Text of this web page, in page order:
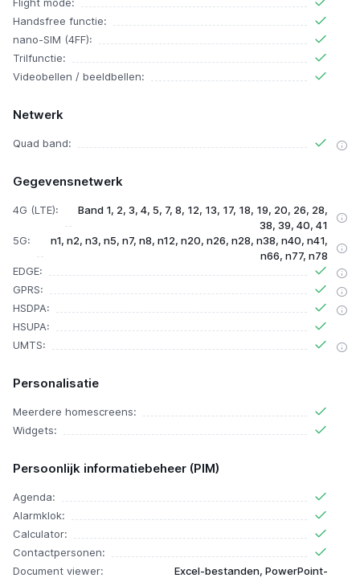
Handsfree functie:
nano-SIM (4FF):
Trilfunctie:
Videobellen / beeldbellen:
Netwerk
Quad band:
Gegevensnetwerk
4G (LTE):
Band 1, 2, 3, 4, 5, 7, 8, 12, 13, 17, 18, 19, 20, 26, 28,
38, 39, 40, 41
5G:
n1, n2, n3, n5, n7, n8, n12, n20, n26, n28, n38, n40, n41,
n66, n77, n78
EDGE:
GPRS:
HSDPA:
HSUPA:
UMTS:
Personalisatie
Meerdere homescreens:
Widgets:
Persoonlijk informatiebeheer (PIM)
Agenda:
Alarmklok:
Calculator:
Contactpersonen:
Document viewer:
Excel-bestanden, PowerPoint-